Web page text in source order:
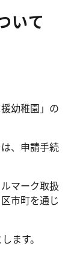
いて
幼稚園」の
、申請手続
マーク取扱
市町を通じ
ます。